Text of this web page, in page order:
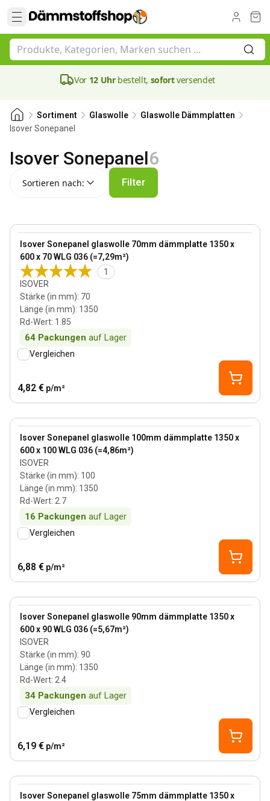
Vor 12 Uhrbestellt, sofortversendet
Sortiment Glaswolle
Glaswolle Dämmplatten
Isover Sonepanel
Isover Sonepanel6
Sortieren nach: Filter
Isover Sonepanel glaswolle 70mm dämmplatte 1350 x
600 x 70 WLG 036 (=7,29m²)
1
ISOVER
Stärke (in mm): 70
Länge (in mm): 1350
Rd-Wert: 1.85
64 Packungen auf Lager
View product
Vergleichen
4,82 € p/m²
Isover Sonepanel glaswolle 100mm dämmplatte 1350 x
600 x 100 WLG 036 (=4,86m²)
ISOVER
Stärke (in mm): 100
Länge (in mm): 1350
Rd-Wert: 2.7
16 Packungen auf Lager
View product
Vergleichen
6,88 € p/m²
Isover Sonepanel glaswolle 90mm dämmplatte 1350 x
600 x 90 WLG 036 (=5,67m²)
ISOVER
Stärke (in mm): 90
Länge (in mm): 1350
Rd-Wert: 2.4
34 Packungen auf Lager
View product
Vergleichen
6,19 € p/m²
Isover Sonepanel glaswolle 75mm dämmplatte 1350 x
View product